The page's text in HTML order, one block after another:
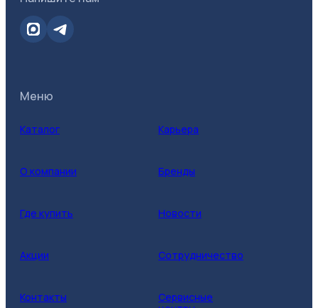
Меню
Каталог Карьера
О компании Бренды
Где купить Новости
Акции Сотрудничество
Контакты
Сервисные